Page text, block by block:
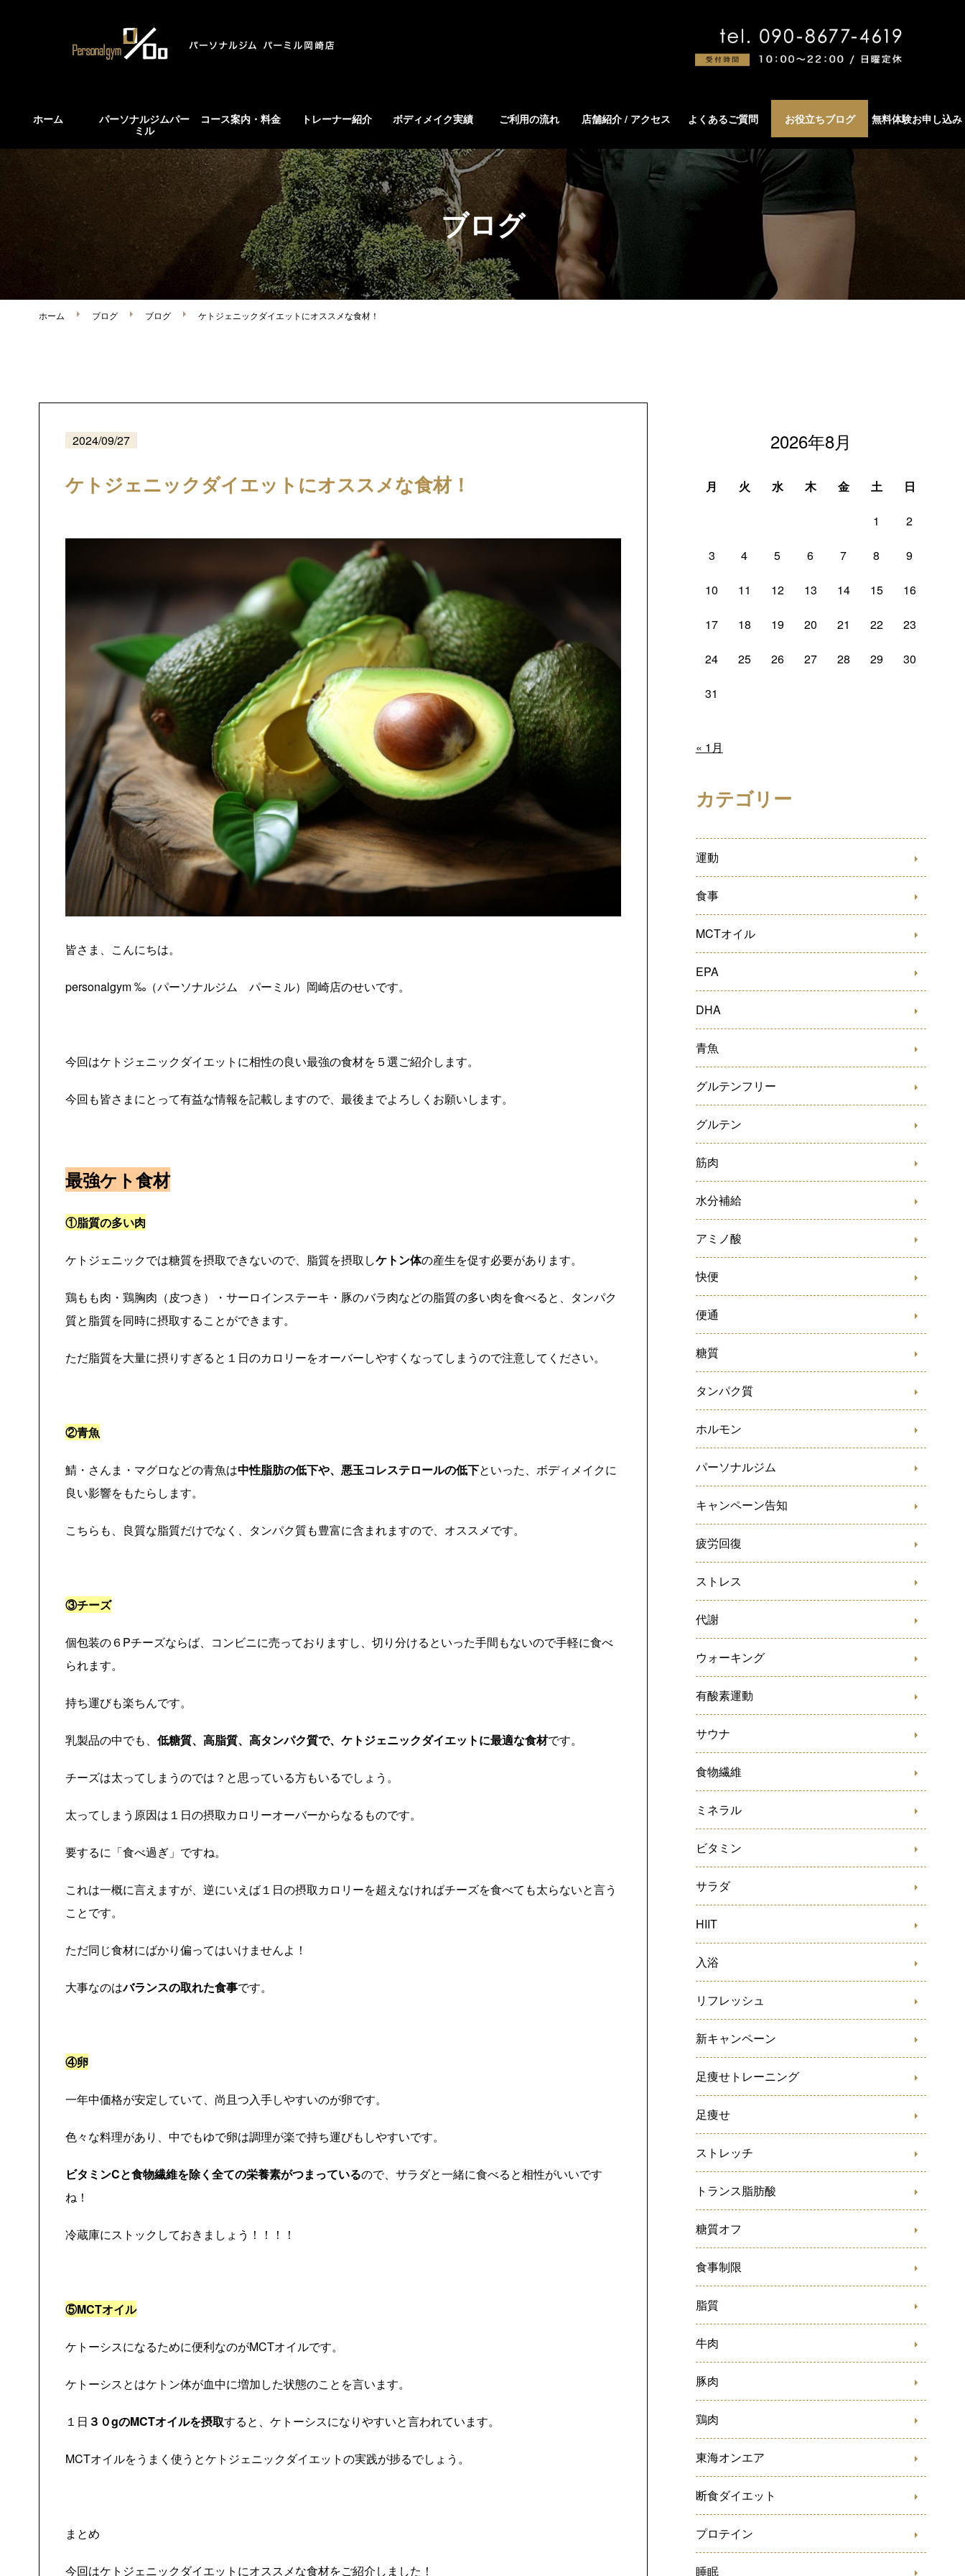
ホーム
パーソナルジムパー
ミル
コース案内・料金 トレーナー紹介 ボディメイク実績 ご利用の流れ 店舗紹介 / アクセス よくあるご質問 お役立ちブログ 無料体験お申し込み
ブログ
ホーム ブログ ブログ ケトジェニックダイエットにオススメな食材！
2024/09/27
ケトジェニックダイエットにオススメな食材！
皆さま、こんにちは。
personalgym ‰（パーソナルジム パーミル）岡崎店のせいです。
今回はケトジェニックダイエットに相性の良い最強の食材を５選ご紹介します。
今回も皆さまにとって有益な情報を記載しますので、最後までよろしくお願いします。
最強ケト食材
①脂質の多い肉
ケトジェニックでは糖質を摂取できないので、脂質を摂取しケトン体の産生を促す必要があります。
鶏もも肉・鶏胸肉（皮つき）・サーロインステーキ・豚のバラ肉などの脂質の多い肉を食べると、タンパク
質と脂質を同時に摂取することができます。
ただ脂質を大量に摂りすぎると１日のカロリーをオーバーしやすくなってしまうので注意してください。
②青魚
鯖・さんま・マグロなどの青魚は中性脂肪の低下や、悪玉コレステロールの低下といった、ボディメイクに
良い影響をもたらします。
こちらも、良質な脂質だけでなく、タンパク質も豊富に含まれますので、オススメです。
③チーズ
個包装の６Pチーズならば、コンビニに売っておりますし、切り分けるといった手間もないので手軽に食べ
られます。
持ち運びも楽ちんです。
乳製品の中でも、 低糖質、高脂質、高タンパク質で、ケトジェニックダイエットに最適な食材です。
チーズは太ってしまうのでは？と思っている方もいるでしょう。
太ってしまう原因は１日の摂取カロリーオーバーからなるものです。
要するに「食べ過ぎ」ですね。
これは一概に言えますが、逆にいえば１日の摂取カロリーを超えなければチーズを食べても太らないと言う
ことです。
ただ同じ食材にばかり偏ってはいけませんよ！
大事なのはバランスの取れた食事です。
④卵
一年中価格が安定していて、尚且つ入手しやすいのが卵です。
色々な料理があり、中でもゆで卵は調理が楽で持ち運びもしやすいです。
ビタミンCと食物繊維を除く全ての栄養素がつまっているので、サラダと一緒に食べると相性がいいです
ね！
冷蔵庫にストックしておきましょう！！！！
⑤MCTオイル
ケトーシスになるために便利なのがMCTオイルです。
ケトーシスとはケトン体が血中に増加した状態のことを言います。
１日 ３０gのMCTオイルを摂取すると、ケトーシスになりやすいと言われています。
MCTオイルをうまく使うとケトジェニックダイエットの実践が捗るでしょう。
まとめ
今回はケトジェニックダイエットにオススメな食材をご紹介しました！
2026年8月
月 火 水 木 金 土 日
1 2
3 4 5 6 7 8 9
10 11 12 13 14 15 16
17 18 19 20 21 22 23
24 25 26 27 28 29 30
31
« 1月
カテゴリー
運動
食事
MCTオイル
EPA
DHA
青魚
グルテンフリー
グルテン
筋肉
水分補給
アミノ酸
快便
便通
糖質
タンパク質
ホルモン
パーソナルジム
キャンペーン告知
疲労回復
ストレス
代謝
ウォーキング
有酸素運動
サウナ
食物繊維
ミネラル
ビタミン
サラダ
HIIT
入浴
リフレッシュ
新キャンペーン
足痩せトレーニング
足痩せ
ストレッチ
トランス脂肪酸
糖質オフ
食事制限
脂質
牛肉
豚肉
鶏肉
東海オンエア
断食ダイエット
プロテイン
睡眠